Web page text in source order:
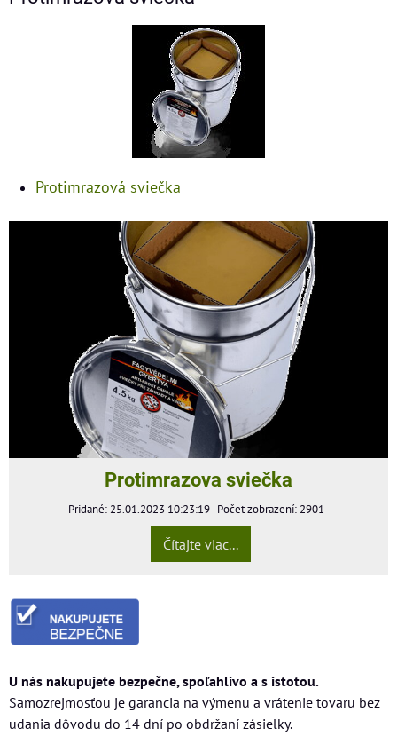
Protimrazová sviečka
Protimrazova sviečka
Pridané: 25.01.2023 10:23:19 Počet zobrazení: 2901
Čítajte viac...
U nás nakupujete bezpečne, spoľahlivo a s istotou.
Samozrejmosťou je garancia na výmenu a vrátenie tovaru bez
udania dôvodu do 14 dní po obdržaní zásielky.